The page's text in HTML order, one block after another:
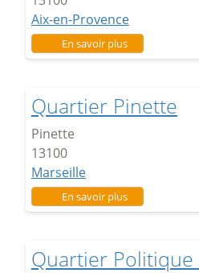
Aix-en-Provence
En savoir plussur Quartier
Quartier Pinette
Pinette
13100
Marseille
En savoir plussur Quartier
Quartier Politique